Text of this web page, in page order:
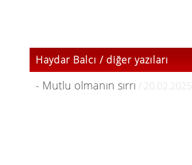
Haydar Balcı / diğer yazıları
- Mutlu olmanın sırrı / 20.02.2025